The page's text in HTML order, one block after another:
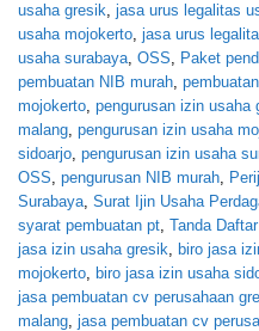
usaha gresik jasa urus legalitas
usaha mojokerto jasa urus
usaha surabaya OSS Paket
pembuatan NIB murah
mojokerto pengurusan izin usaha
malang pengurusan izin usaha
sidoarjo pengurusan izin usaha
OSS pengurusan NIB murah
Surabaya Surat Ijin Usaha
syarat pembuatan pt Tanda
jasa izin usaha gresik biro jasa
mojokerto biro jasa izin usaha
jasa pembuatan cv perusahaan
malang jasa pembuatan cv